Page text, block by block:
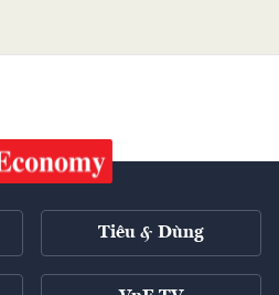
Tiêu & Dùng